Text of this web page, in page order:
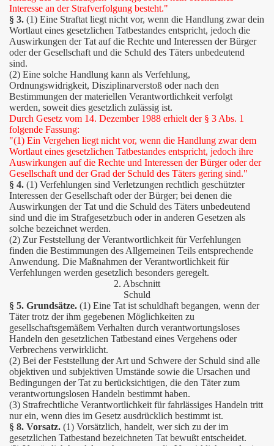
Interesse an der Strafverfolgung besteht."
§ 3. (1) Eine Straftat liegt nicht vor, wenn die Handlung zwar dein
Wortlaut eines gesetzlichen Tatbestandes entspricht, jedoch die
Auswirkungen der Tat auf die Rechte und Interessen der Bürger
oder der Gesellschaft und die Schuld des Täters unbedeutend
sind.
(2) Eine solche Handlung kann als Verfehlung,
Ordnungswidrigkeit, Disziplinarverstoß oder nach den
Bestimmungen der materiellen Verantwortlichkeit verfolgt
werden, soweit dies gesetzlich zulässig ist.
Durch Gesetz vom 14. Dezember 1988 erhielt der § 3 Abs. 1
folgende Fassung:
"(1) Ein Vergehen liegt nicht vor, wenn die Handlung zwar dem
Wortlaut eines gesetzlichen Tatbestandes entspricht, jedoch ihre
Auswirkungen auf die Rechte und Interessen der Bürger oder der
Gesellschaft und der Grad der Schuld des Täters gering sind."
§ 4. (1) Verfehlungen sind Verletzungen rechtlich geschützter
Interessen der Gesellschaft oder der Bürger; bei denen die
Auswirkungen der Tat und die Schuld des Täters unbedeutend
sind und die im Strafgesetzbuch oder in anderen Gesetzen als
solche bezeichnet werden.
(2) Zur Feststellung der Verantwortlichkeit für Verfehlungen
finden die Bestimmungen des Allgemeinen Teils entsprechende
Anwendung. Die Maßnahmen der Verantwortlichkeit für
Verfehlungen werden gesetzlich besonders geregelt.
2. Abschnitt
Schuld
§ 5. Grundsätze. (1) Eine Tat ist schuldhaft begangen, wenn der
Täter trotz der ihm gegebenen Möglichkeiten zu
gesellschaftsgemäßem Verhalten durch verantwortungsloses
Handeln den gesetzlichen Tatbestand eines Vergehens oder
Verbrechens verwirklicht.
(2) Bei der Feststellung der Art und Schwere der Schuld sind alle
objektiven und subjektiven Umstände sowie die Ursachen und
Bedingungen der Tat zu berücksichtigen, die den Täter zum
verantwortungslosen Handeln bestimmt haben.
(3) Strafrechtliche Verantwortlichkeit für fahrlässiges Handeln tritt
nur ein, wenn dies im Gesetz ausdrücklich bestimmt ist.
§ 8. Vorsatz. (1) Vorsätzlich, handelt, wer sich zu der im
gesetzlichen Tatbestand bezeichneten Tat bewußt entscheidet.